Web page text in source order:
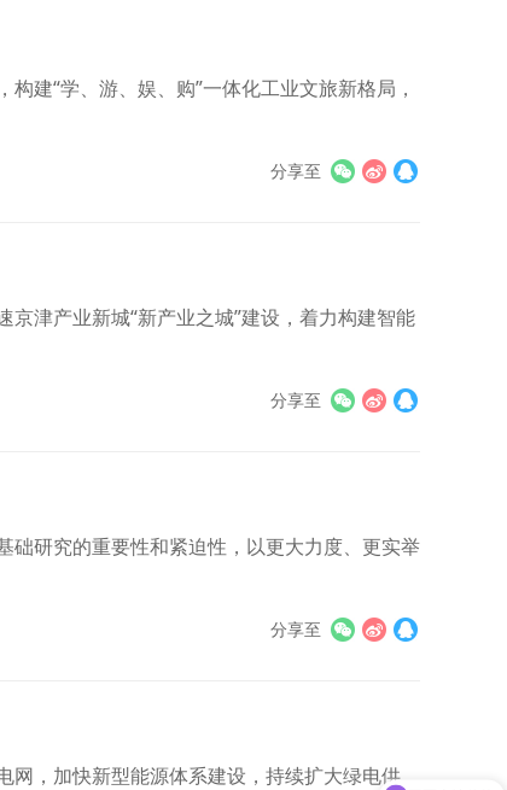
建“学、游、娱、购”一体化工业文旅新格局，
分享至
津产业新城“新产业之城”建设，着力构建智能
分享至
础研究的重要性和紧迫性，以更大力度、更实举
分享至
网，加快新型能源体系建设，持续扩大绿电供